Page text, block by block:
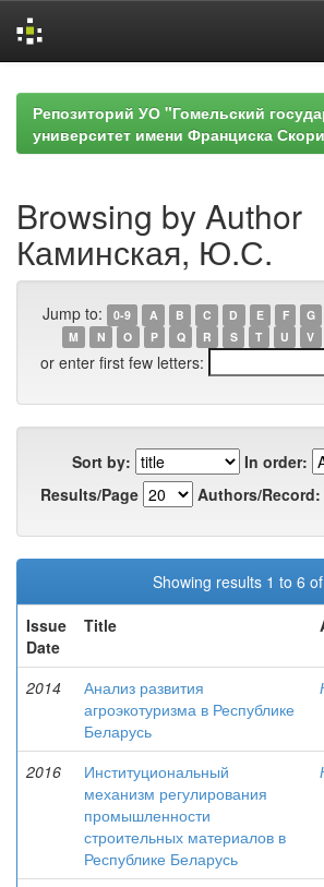
navigationРепозиторий УО "Гомельский
университет имени Франциска
Browsing by Author
Каминская, Ю.С.
Jump to: 0-9 A B C D E F G
M
N O P Q R S T U V
or enter first few letters:
Sort by:
In order:
Results/Page
Authors/Record:
Showing results 1 to 6
Issue
Date
Title
2014
Анализ развития
агроэкотуризма в Республике
Беларусь
2016
Институциональный
механизм регулирования
промышленности
строительных материалов в
Республике Беларусь